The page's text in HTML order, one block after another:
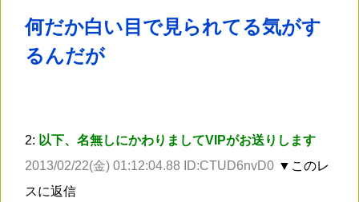
何だか白い目で見られてる気がす
るんだが
2: 以下、名無しにかわりましてVIPがお送りします
2013/02/22(金) 01:12:04.88 ID:CTUD6nvD0 ▼このレ
スに返信